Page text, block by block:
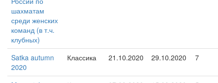
шахматам
среди женских
команд (в т.ч.
клубных)
Satka autumn
2020
Классика 21.10.2020 29.10.2020 7